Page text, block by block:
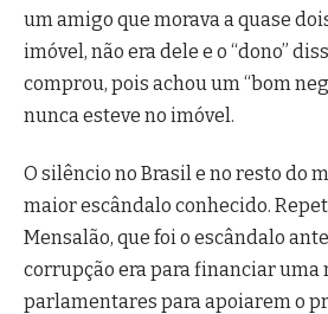
um amigo que morava a quase
imóvel, não era dele e o “dono”
comprou, pois achou um “bom
nunca esteve no imóvel.
O silêncio no Brasil e no resto do
maior escândalo conhecido.
Mensalão, que foi o escândalo
corrupção era para financiar uma
parlamentares para apoiarem o